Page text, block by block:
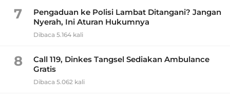
7
Pengaduan ke Polisi Lambat Ditangani? Jangan
Nyerah, Ini Aturan Hukumnya
Dibaca 5.164 kali
8
Call 119, Dinkes Tangsel Sediakan Ambulance
Gratis
Dibaca 5.062 kali